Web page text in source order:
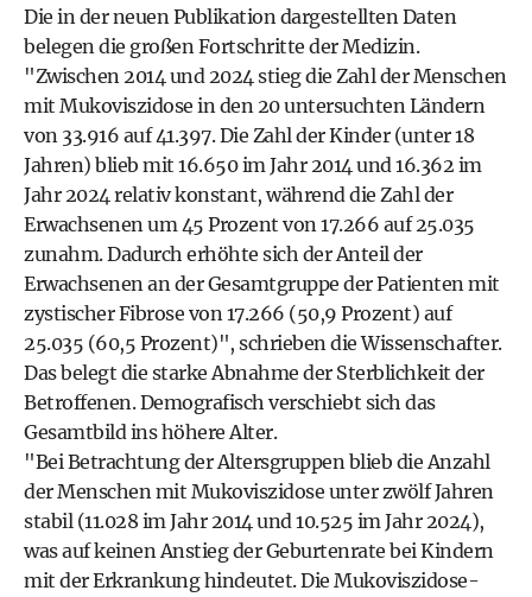
Die in der neuen Publikation dargestellten Daten
belegen die großen Fortschritte der Medizin.
"Zwischen 2014 und 2024 stieg die Zahl der Menschen
mit Mukoviszidose in den 20 untersuchten Ländern
von 33.916 auf 41.397. Die Zahl der Kinder (unter 18
Jahren) blieb mit 16.650 im Jahr 2014 und 16.362 im
Jahr 2024 relativ konstant, während die Zahl der
Erwachsenen um 45 Prozent von 17.266 auf 25.035
zunahm. Dadurch erhöhte sich der Anteil der
Erwachsenen an der Gesamtgruppe der Patienten mit
zystischer Fibrose von 17.266 (50,9 Prozent) auf
25.035 (60,5 Prozent)", schrieben die Wissenschafter.
Das belegt die starke Abnahme der Sterblichkeit der
Betroffenen. Demografisch verschiebt sich das
Gesamtbild ins höhere Alter.
"Bei Betrachtung der Altersgruppen blieb die Anzahl
der Menschen mit Mukoviszidose unter zwölf Jahren
stabil (11.028 im Jahr 2014 und 10.525 im Jahr 2024),
was auf keinen Anstieg der Geburtenrate bei Kindern
mit der Erkrankung hindeutet. Die Mukoviszidose-